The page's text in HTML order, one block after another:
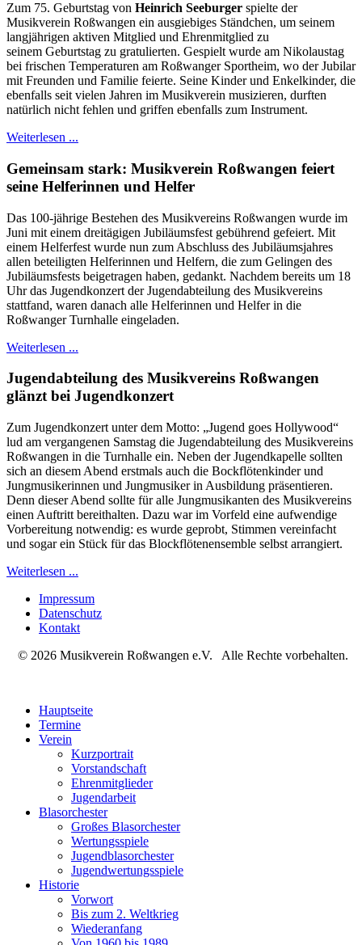
Zum 75. Geburtstag von Heinrich Seeburger spielte der
Musikverein Roßwangen ein ausgiebiges Ständchen, um seinem
langjährigen aktiven Mitglied und Ehrenmitglied zu
seinem Geburtstag zu gratulierten. Gespielt wurde am Nikolaustag
bei frischen Temperaturen am Roßwanger Sportheim, wo der Jubilar
mit Freunden und Familie feierte. Seine Kinder und Enkelkinder, die
ebenfalls seit vielen Jahren im Musikverein musizieren, durften
natürlich nicht fehlen und griffen ebenfalls zum Instrument.
Weiterlesen ...
Gemeinsam stark: Musikverein Roßwangen feiert
seine Helferinnen und Helfer
Das 100-jährige Bestehen des Musikvereins Roßwangen wurde im
Juni mit einem dreitägigen Jubiläumsfest gebührend gefeiert. Mit
einem Helferfest wurde nun zum Abschluss des Jubiläumsjahres
allen beteiligten Helferinnen und Helfern, die zum Gelingen des
Jubiläumsfests beigetragen haben, gedankt. Nachdem bereits um 18
Uhr das Jugendkonzert der Jugendabteilung des Musikvereins
stattfand, waren danach alle Helferinnen und Helfer in die
Roßwanger Turnhalle eingeladen.
Weiterlesen ...
Jugendabteilung des Musikvereins Roßwangen
glänzt bei Jugendkonzert
Zum Jugendkonzert unter dem Motto: „Jugend goes Hollywood“
lud am vergangenen Samstag die Jugendabteilung des Musikvereins
Roßwangen in die Turnhalle ein. Neben der Jugendkapelle sollten
sich an diesem Abend erstmals auch die Bockflötenkinder und
Jungmusikerinnen und Jungmusiker in Ausbildung präsentieren.
Denn dieser Abend sollte für alle Jungmusikanten des Musikvereins
einen Auftritt bereithalten. Dazu war im Vorfeld eine aufwendige
Vorbereitung notwendig: es wurde geprobt, Stimmen vereinfacht
und sogar ein Stück für das Blockflötenensemble selbst arrangiert.
Weiterlesen ...
Impressum
Datenschutz
Kontakt
© 2026 Musikverein Roßwangen e.V. Alle Rechte vorbehalten.
Hauptseite
Termine
Verein
Kurzportrait
Vorstandschaft
Ehrenmitglieder
Jugendarbeit
Blasorchester
Großes Blasorchester
Wertungsspiele
Jugendblasorchester
Jugendwertungsspiele
Historie
Vorwort
Bis zum 2. Weltkrieg
Wiederanfang